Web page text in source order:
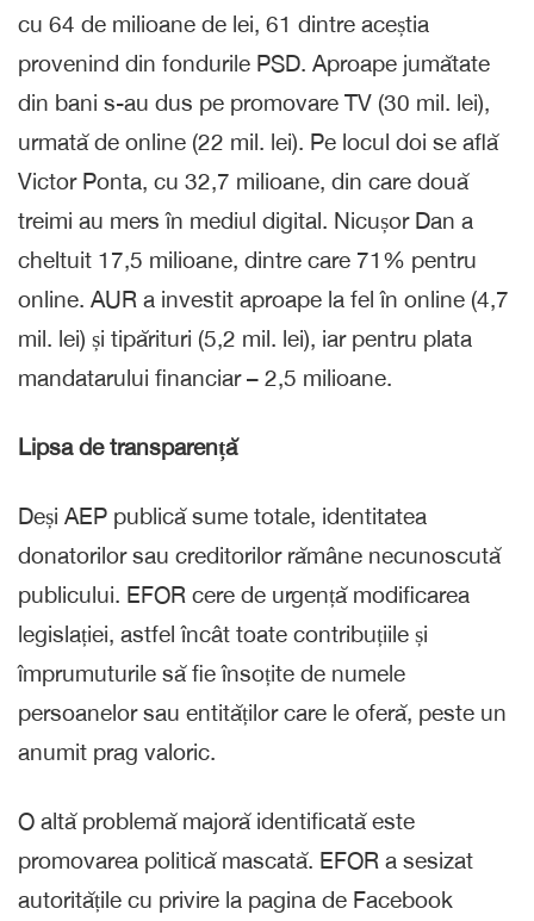
cu 64 de milioane de lei, 61 dintre aceștia
provenind din fondurile PSD. Aproape jumătate
din bani s-au dus pe promovare TV (30 mil. lei),
urmată de online (22 mil. lei). Pe locul doi se află
Victor Ponta, cu 32,7 milioane, din care două
treimi au mers în mediul digital. Nicușor Dan a
cheltuit 17,5 milioane, dintre care 71% pentru
online. AUR a investit aproape la fel în online (4,7
mil. lei) și tipărituri (5,2 mil. lei), iar pentru plata
mandatarului financiar – 2,5 milioane.
Lipsa de transparență
Deși AEP publică sume totale, identitatea
donatorilor sau creditorilor rămâne necunoscută
publicului. EFOR cere de urgență modificarea
legislației, astfel încât toate contribuțiile și
împrumuturile să fie însoțite de numele
persoanelor sau entităților care le oferă, peste un
anumit prag valoric.
O altă problemă majoră identificată este
promovarea politică mascată. EFOR a sesizat
autoritățile cu privire la pagina de Facebook